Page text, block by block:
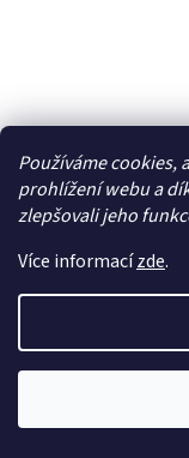
Používáme cookies,
prohlížení webu a
zlepšovali jeho
Více informacízde.
Facebook
Vytvořil
Copyright 2026
autorádia,
práva